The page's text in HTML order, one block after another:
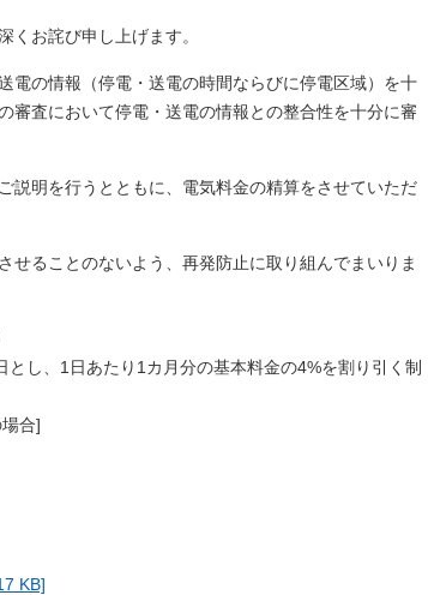
くお詫び申し上げます。
電の情報（停電・送電の時間ならびに停電区域）を十
審査において停電・送電の情報との整合性を十分に審
説明を行うとともに、電気料金の精算をさせていただ
せることのないよう、再発防止に取り組んでまいりま
し、1日あたり1カ月分の基本料金の4%を割り引く制
合]
KB]